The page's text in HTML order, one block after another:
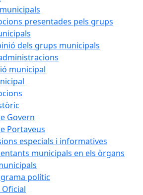
presentades pels grups
dels grups municipals
municipal
Govern
Portaveus
especials i informatives
municipals en els òrgans
polític